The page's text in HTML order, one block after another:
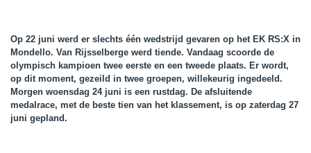
Op 22 juni werd er slechts één wedstrijd gevaren op het EK RS:X in
Mondello. Van Rijsselberge werd tiende. Vandaag scoorde de
olympisch kampioen twee eerste en een tweede plaats. Er wordt,
op dit moment, gezeild in twee groepen, willekeurig ingedeeld.
Morgen woensdag 24 juni is een rustdag. De afsluitende
medalrace, met de beste tien van het klassement, is op zaterdag 27
juni gepland.